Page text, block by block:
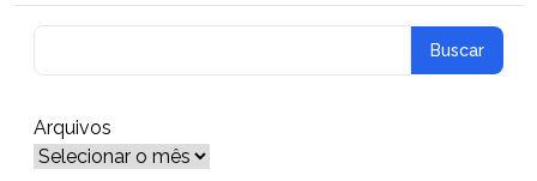
Arquivos
Arquivos